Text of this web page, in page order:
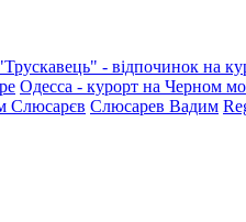
- відпочинок на
Одесса - курорт на Черном
Слюсарєв Слюсарев Вадим